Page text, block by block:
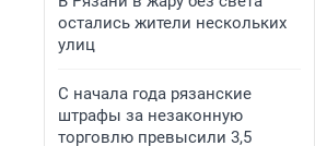
остались жители нескольких
улиц
С начала года рязанские
штрафы за незаконную
торговлю превысили 3,5